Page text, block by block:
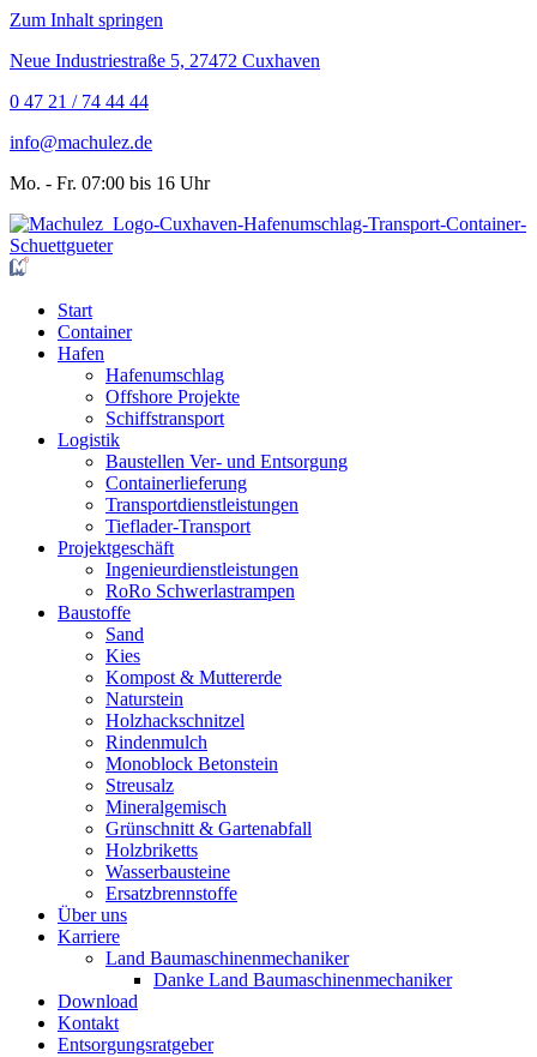
Zum Inhalt springen
Neue Industriestraße 5, 27472 Cuxhaven
0 47 21 / 74 44 44
info@machulez.de
Mo. - Fr. 07:00 bis 16 Uhr
Start
Container
Hafen
Hafenumschlag
Offshore Projekte
Schiffstransport
Logistik
Baustellen Ver- und Entsorgung
Containerlieferung
Transportdienstleistungen
Tieflader-Transport
Projektgeschäft
Ingenieurdienstleistungen
RoRo Schwerlastrampen
Baustoffe
Sand
Kies
Kompost & Muttererde
Naturstein
Holzhackschnitzel
Rindenmulch
Monoblock Betonstein
Streusalz
Mineralgemisch
Grünschnitt & Gartenabfall
Holzbriketts
Wasserbausteine
Ersatzbrennstoffe
Über uns
Karriere
Land Baumaschinenmechaniker
Danke Land Baumaschinenmechaniker
Download
Kontakt
Entsorgungsratgeber